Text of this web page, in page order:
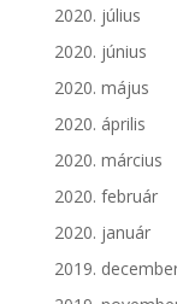
2020. július
2020. június
2020. május
2020. április
2020. március
2020. február
2020. január
2019.